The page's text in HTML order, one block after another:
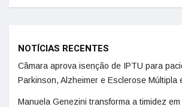
NOTÍCIAS RECENTES
Câmara aprova isenção de IPTU para
Parkinson, Alzheimer e Esclerose Múltipla
Manuela Genezini transforma a timidez